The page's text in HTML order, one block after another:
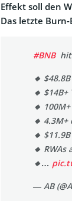
Effekt soll den
Das letzte
#BNB
🔸
🔸 $14B+
🔸
🔸
🔸
🔸
🔸…
— AB